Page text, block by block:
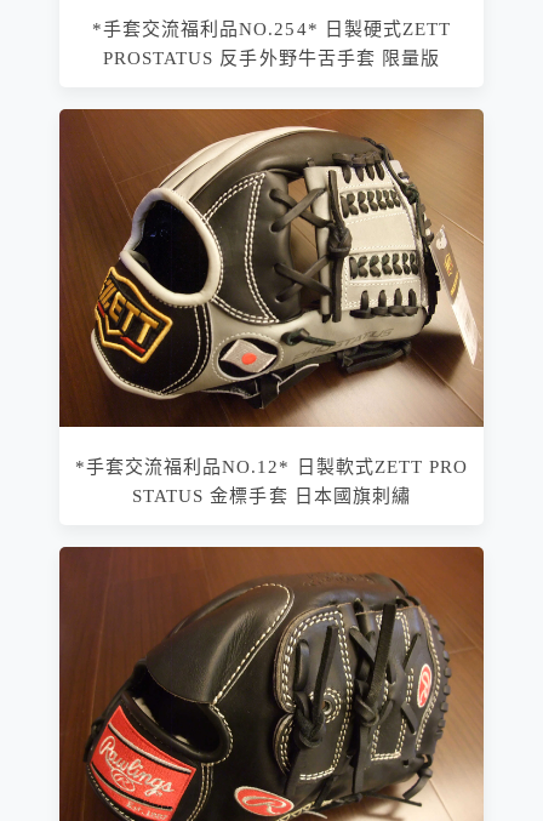
*手套交流福利品NO.254* 日製硬式ZETT
PROSTATUS 反手外野牛舌手套 限量版
*手套交流福利品NO.12* 日製軟式ZETT PRO
STATUS 金標手套 日本國旗刺繡